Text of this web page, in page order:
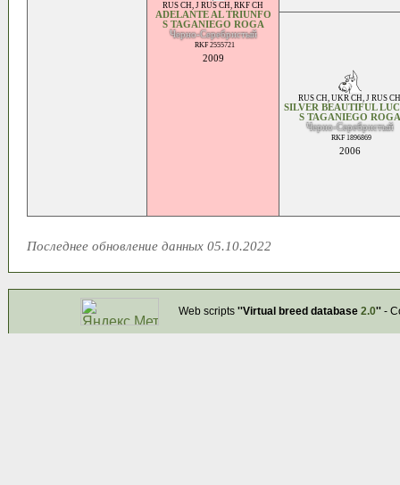
RUS CH, J RUS CH, RKF CH
ADELANTE AL TRIUNFO
S TAGANIEGO ROGA
Черно-Серебристый
RKF 2555721
2009
RUS CH, UKR CH, J RUS CH
SILVER BEAUTIFUL
S TAGANIEGO ROGA
Черно-Серебристый
RKF 1896869
2006
Последнее обновление данных 05.10.2022
Web scripts ''Virtual breed database 2.0''-